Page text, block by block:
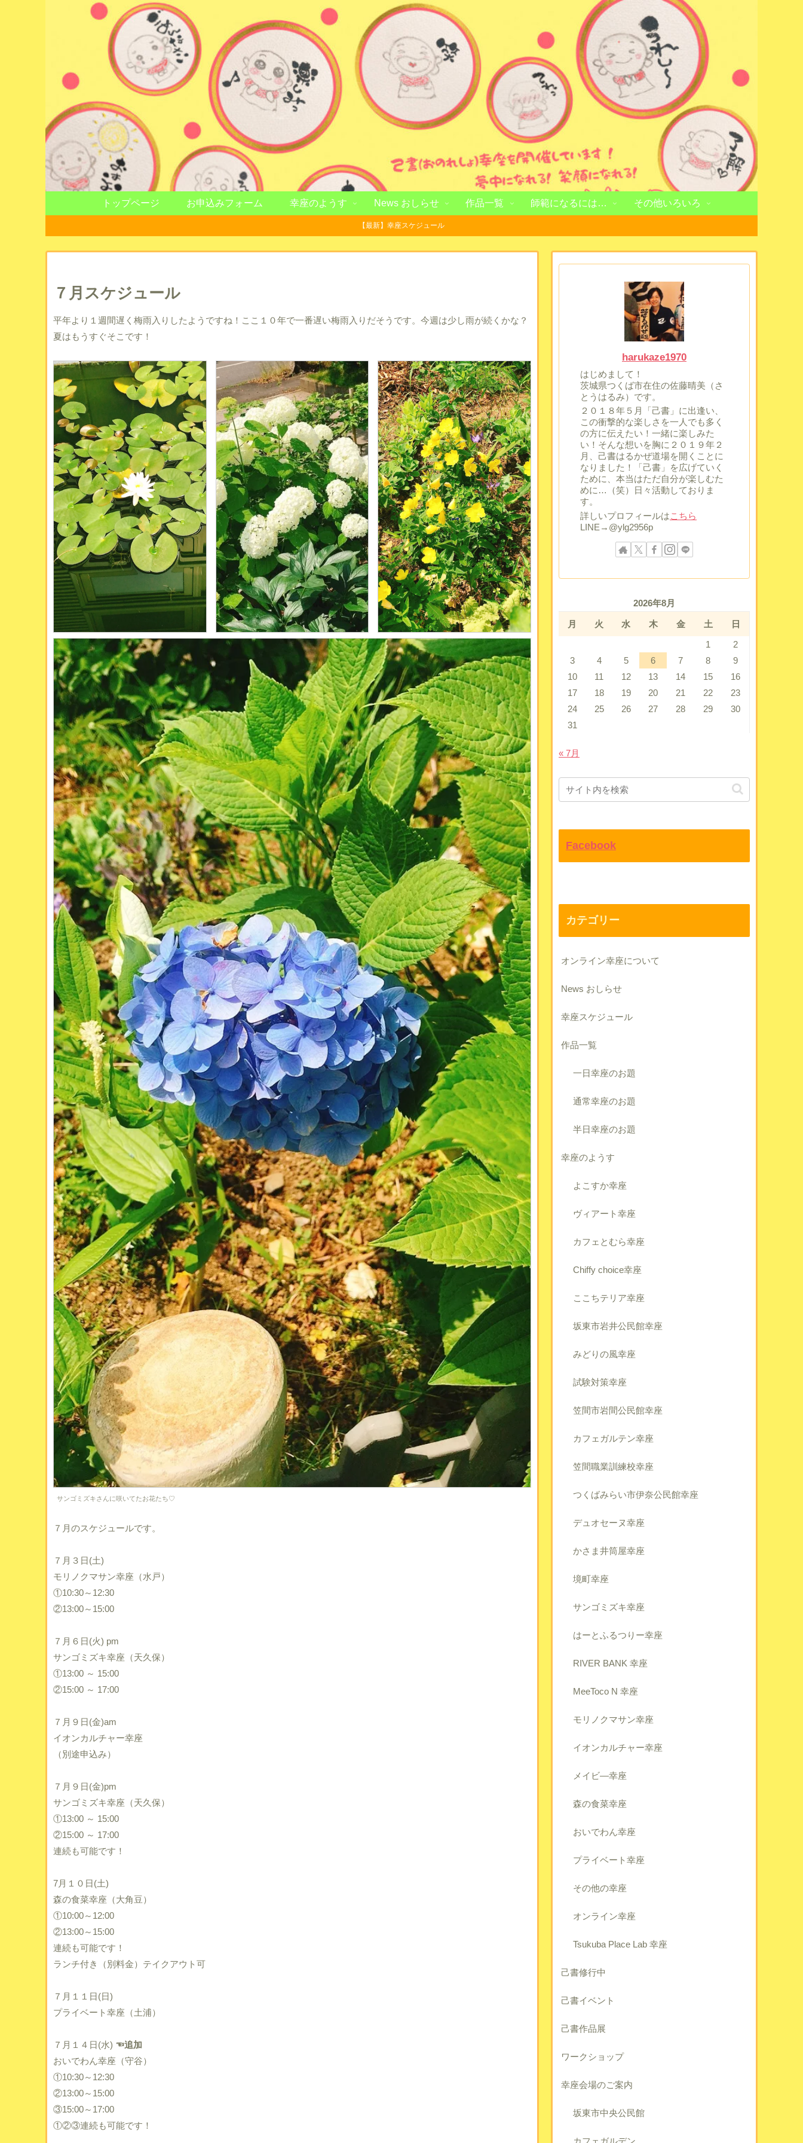
トップページ お申込みフォーム 幸座のようす News おしらせ 作品一覧 師範になるには… その他いろいろ
【最新】幸座スケジュール
７月スケジュール
平年より１週間遅く梅雨入りしたようですね！ここ１０年で一番遅い梅雨入りだそうです。今週は少し雨が続くかな？
夏はもうすぐそこです！
サンゴミズキさんに咲いてたお花たち♡
７月のスケジュールです。
７月３日(土)
モリノクマサン幸座（水戸）
①10:30～12:30
②13:00～15:00
７月６日(火) pm
サンゴミズキ幸座（天久保）
①13:00 ～ 15:00
②15:00 ～ 17:00
７月９日(金)am
イオンカルチャー幸座
（別途申込み）
７月９日(金)pm
サンゴミズキ幸座（天久保）
①13:00 ～ 15:00
②15:00 ～ 17:00
連続も可能です！
7月１０日(土)
森の食菜幸座（大角豆）
①10:00～12:00
②13:00～15:00
連続も可能です！
ランチ付き（別料金）テイクアウト可
７月１１日(日)
プライベート幸座（土浦）
７月１４日(水) ☜追加
おいでわん幸座（守谷）
①10:30～12:30
②13:00～15:00
③15:00～17:00
①②③連続も可能です！
harukaze1970
はじめまして！
茨城県つくば市在住の佐藤晴美（さ
とうはるみ）です。
２０１８年５月「己書」に出逢い、
この衝撃的な楽しさを一人でも多く
の方に伝えたい！一緒に楽しみた
い！そんな想いを胸に２０１９年２
月、己書はるかぜ道場を開くことに
なりました！「己書」を広げていく
ために、本当はただ自分が楽しむた
めに…（笑）日々活動しておりま
す。
詳しいプロフィールはこちら
LINE→@ylg2956p
2026年8月
月 火 水 木 金 土
日
1
2
3
4 5 6 7 8
9
10
11 12 13 14 15
16
17
18 19 20 21 22
23
24
25 26 27 28 29
30
31
« 7月
Facebook
カテゴリー
オンライン幸座について
News おしらせ
幸座スケジュール
作品一覧
一日幸座のお題
通常幸座のお題
半日幸座のお題
幸座のようす
よこすか幸座
ヴィアート幸座
カフェとむら幸座
Chiffy choice幸座
ここちテリア幸座
坂東市岩井公民館幸座
みどりの風幸座
試験対策幸座
笠間市岩間公民館幸座
カフェガルテン幸座
笠間職業訓練校幸座
つくばみらい市伊奈公民館幸座
デュオセーヌ幸座
かさま井筒屋幸座
境町幸座
サンゴミズキ幸座
はーとふるつりー幸座
RIVER BANK 幸座
MeeToco N 幸座
モリノクマサン幸座
イオンカルチャー幸座
メイビ―幸座
森の食菜幸座
おいでわん幸座
プライベート幸座
その他の幸座
オンライン幸座
Tsukuba Place Lab 幸座
己書修行中
己書イベント
己書作品展
ワークショップ
幸座会場のご案内
坂東市中央公民館
カフェガルデン